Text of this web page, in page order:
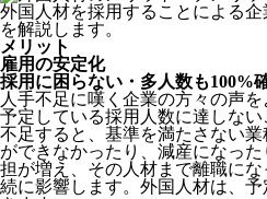
外国人材を採用することによる
を解説します。
メリット
雇用の安定化
採用に困らない・多人数も100%
人手不足に嘆く企業の方々の声
予定している採用人数に達しな
不足すると、基準を満たさない
ができなかったり、減産になっ
担が増え、その人材まで離職に
続に影響します。 外国人材は、